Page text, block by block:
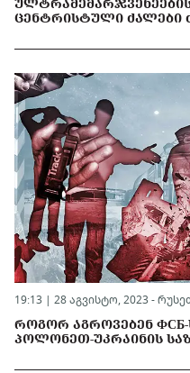
ᲪᲔᲜᲢᲠᲘᲡᲢᲣᲚᲘ ᲫᲐᲚᲔᲑᲘ
19:13 | 28 აგვისტო, 2023 -
ᲠᲝᲒᲝᲠ ᲐᲒᲠᲝᲕᲔᲑᲔᲜ ФСБ-
ᲞᲝᲚᲝᲜᲔᲗ-ᲣᲙᲠᲐᲘᲜᲘᲡ